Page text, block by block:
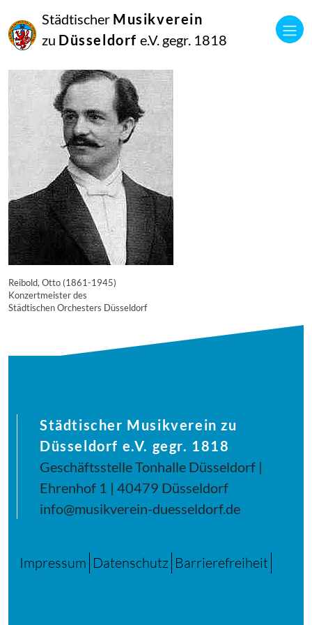
Städtischer Musikverein
zu Düsseldorf e.V. gegr. 1818
September
2014
Manfred Hill
Reibold, Otto (1861-1945)
Konzertmeister des
Städtischen Orchesters Düsseldorf
Städtischer Musikverein zu
Düsseldorf e.V. gegr. 1818
Geschäftsstelle Tonhalle Düsseldorf |
Ehrenhof 1 | 40479 Düsseldorf
info@musikverein-duesseldorf.de
Impressum Datenschutz Barrierefreiheit